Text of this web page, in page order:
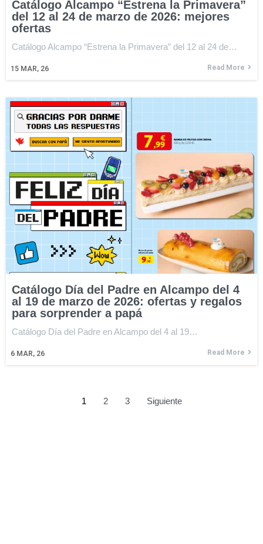
Catálogo Alcampo “Estrena la Primavera”
del 12 al 24 de marzo de 2026: mejores
ofertas
15 MAR, 26
Catálogo Alcampo “Estrena la Primavera” del 12 al 24 de…
Read More
Catálogo Día del Padre en Alcampo del 4
al 19 de marzo de 2026: ofertas y regalos
para sorprender a papá
6 MAR, 26
Catálogo Día del Padre en Alcampo del 4 al 19…
Read More
1 2 3 Siguiente